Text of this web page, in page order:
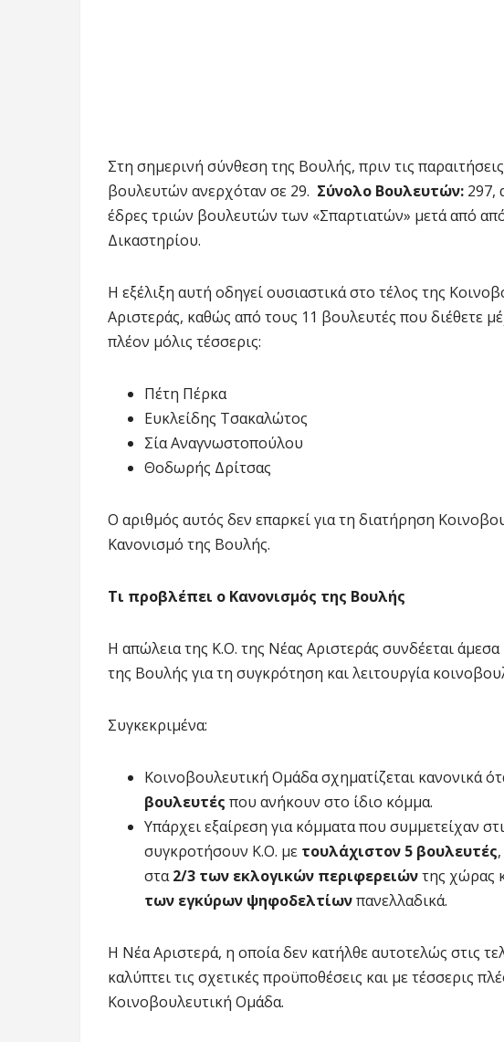
Στη σημερινή σύνθεση της Βουλής, πριν τις
βουλευτών ανερχόταν σε 29. Σύνολο Βουλευτών: 297,
έδρες τριών βουλευτών των «Σπαρτιατών» μετά από
Δικαστηρίου.
Η εξέλιξη αυτή οδηγεί ουσιαστικά στο τέλος της
Αριστεράς, καθώς από τους 11 βουλευτές που διέθετε
πλέον μόλις τέσσερις:
Πέτη Πέρκα
Ευκλείδης Τσακαλώτος
Σία Αναγνωστοπούλου
Θοδωρής Δρίτσας
Ο αριθμός αυτός δεν επαρκεί για τη διατήρηση
Κανονισμό της Βουλής.
Τι προβλέπει ο Κανονισμός της Βουλής
Η απώλεια της Κ.Ο. της Νέας Αριστεράς συνδέεται
της Βουλής για τη συγκρότηση και λειτουργία
Συγκεκριμένα:
Κοινοβουλευτική Ομάδα σχηματίζεται κανονικά
βουλευτές που ανήκουν στο ίδιο κόμμα.
Υπάρχει εξαίρεση για κόμματα που συμμετείχαν
συγκροτήσουν Κ.Ο. με τουλάχιστον 5 βουλευτές
στα2/3 των εκλογικών περιφερειώντης χώρας
των εγκύρων ψηφοδελτίωνπανελλαδικά.
Η Νέα Αριστερά, η οποία δεν κατήλθε αυτοτελώς στις
καλύπτει τις σχετικές προϋποθέσεις και με τέσσερις
Κοινοβουλευτική Ομάδα.